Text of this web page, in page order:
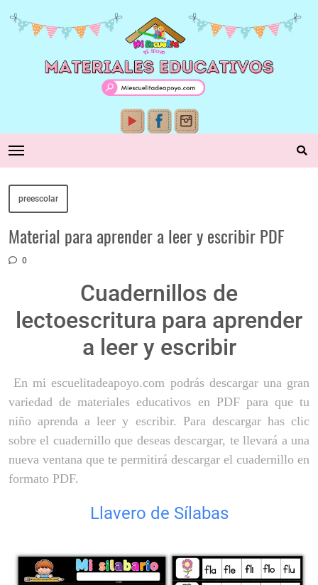
preescolar
Material para aprender a leer y escribir PDF
0
Cuadernillos de
lectoescritura para aprender
a leer y escribir
En mi escuelitadeapoyo.com podrás descargar una gran
variedad de materiales educativos en PDF para que tu
niño aprenda a leer y escribir. Para descargar has clic
sobre el cuadernillo que deseas descargar, te llevará a una
nueva ventana que te permitirá descargar el cuadernillo en
formato PDF.
Llavero de Sílabas